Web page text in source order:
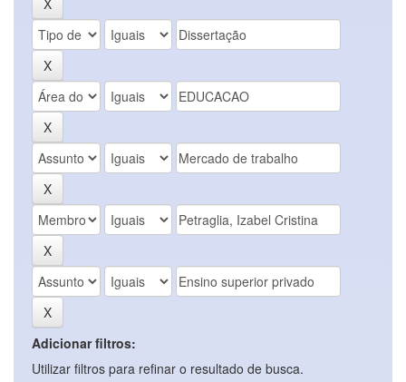
Adicionar filtros:
Utilizar filtros para refinar o resultado de busca.